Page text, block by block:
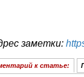
заметки:
к статье: